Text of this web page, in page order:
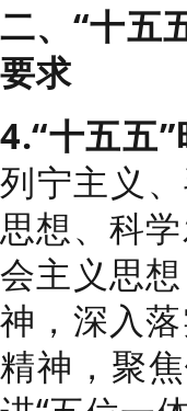
二、“十五
要求
4.“十五五
列宁主义
思想、科
会主义思
神，深入
精神，聚